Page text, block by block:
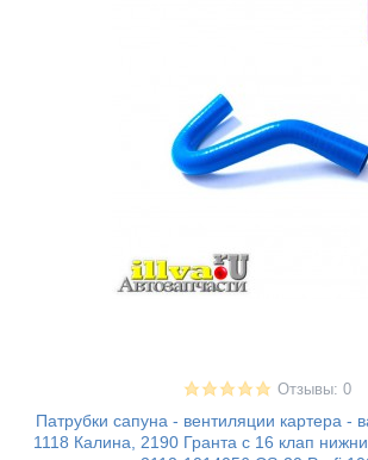
Отзывы: 0
Патрубки сапуна - вентиляции картера -
1118 Калина, 2190 Гранта с 16 клап